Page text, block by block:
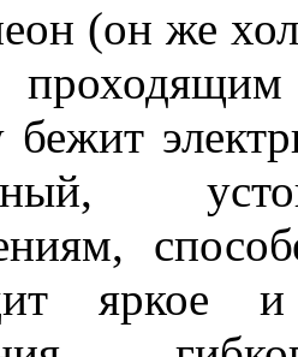
(он же
бежит
яркое